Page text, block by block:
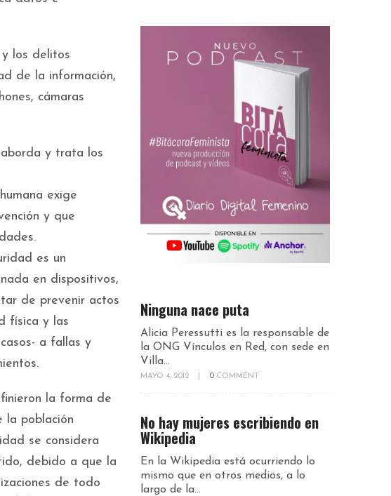
los delitos
de la información,
cámaras
y trata los
exige
y que
es un
en dispositivos,
de prevenir actos
física y las
a fallas y
la forma de
la población
se considera
debido a que la
de todo
Ninguna nace puta
Alicia Peressutti es la responsable de
la ONG Vínculos en Red, con sede en
Villa...
MAYO 4, 2012 0 COMMENT
No hay mujeres escribiendo en
Wikipedia
En la Wikipedia está ocurriendo lo
mismo que en otros medios, a lo
largo de la...